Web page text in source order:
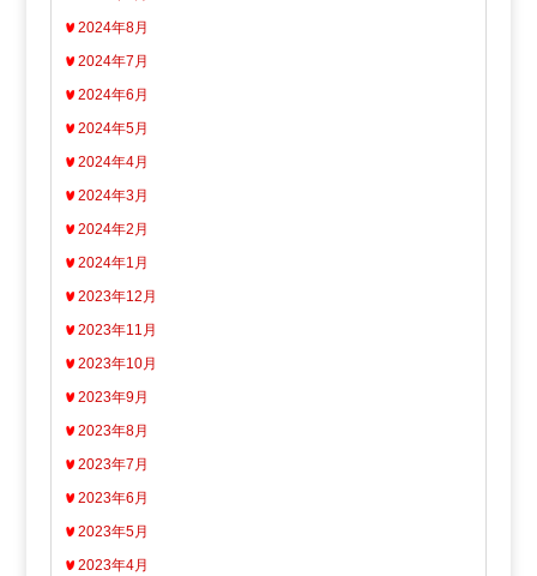
2024年8月
2024年7月
2024年6月
2024年5月
2024年4月
2024年3月
2024年2月
2024年1月
2023年12月
2023年11月
2023年10月
2023年9月
2023年8月
2023年7月
2023年6月
2023年5月
2023年4月